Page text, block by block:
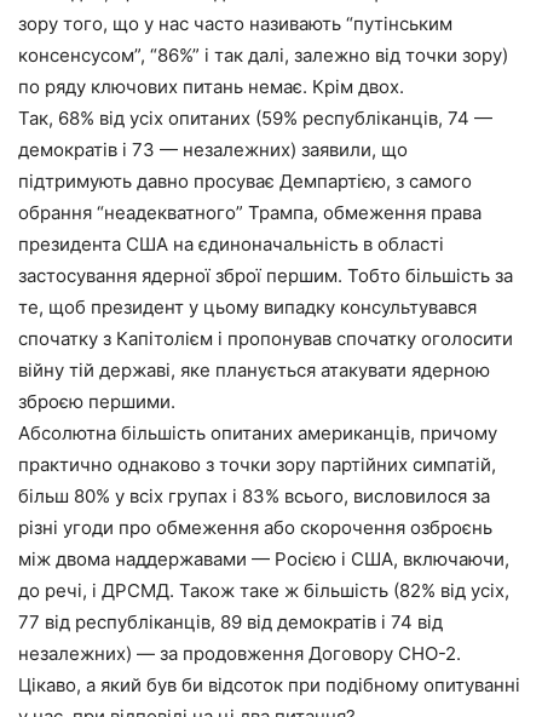
зору того, що у нас часто називають “путінським
консенсусом”, “86%” і так далі, залежно від точки зору)
по ряду ключових питань немає. Крім двох.
Так, 68% від усіх опитаних (59% республіканців, 74 —
демократів і 73 — незалежних) заявили, що
підтримують давно просуває Демпартією, з самого
обрання “неадекватного” Трампа, обмеження права
президента США на єдиноначальність в області
застосування ядерної зброї першим. Тобто більшість за
те, щоб президент у цьому випадку консультувався
спочатку з Капітолієм і пропонував спочатку оголосити
війну тій державі, яке планується атакувати ядерною
зброєю першими.
Абсолютна більшість опитаних американців, причому
практично однаково з точки зору партійних симпатій,
більш 80% у всіх групах і 83% всього, висловилося за
різні угоди про обмеження або скорочення озброєнь
між двома наддержавами — Росією і США, включаючи,
до речі, і ДРСМД. Також таке ж більшість (82% від усіх,
77 від республіканців, 89 від демократів і 74 від
незалежних) — за продовження Договору СНО-2.
Цікаво, а який був би відсоток при подібному опитуванні